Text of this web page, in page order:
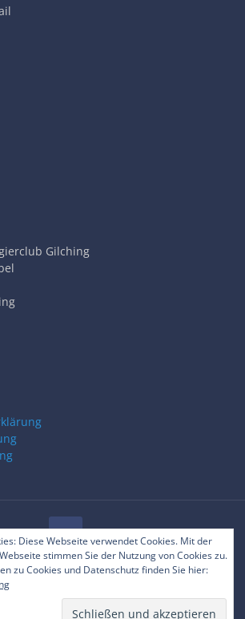
Gilching
Diese Webseite verwendet Cookies. Mit der
stimmen Sie der Nutzung von Cookies zu.
zu Cookies und Datenschutz finden Sie hier:
© 2025 RVC Gilching